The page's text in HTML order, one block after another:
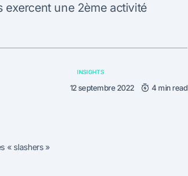
une 2ème activité
INSIGHTS
12 septembre 2022 4 min read
« slashers »